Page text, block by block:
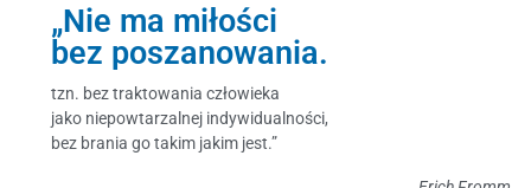
„Nie ma miłości
bez poszanowania.
tzn. bez traktowania człowieka
jako niepowtarzalnej indywidualności,
bez brania go takim jakim jest.”